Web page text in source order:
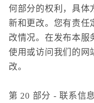
何部分的权利，具体
新和更改。您有责任
改情况。在发布本服
使用或访问我们的网
改。
第 20 部分 - 联系信息